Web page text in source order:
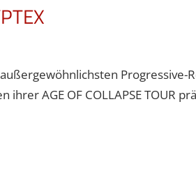
Progressive-
ihrer AGE OF COLLAPSE TOUR